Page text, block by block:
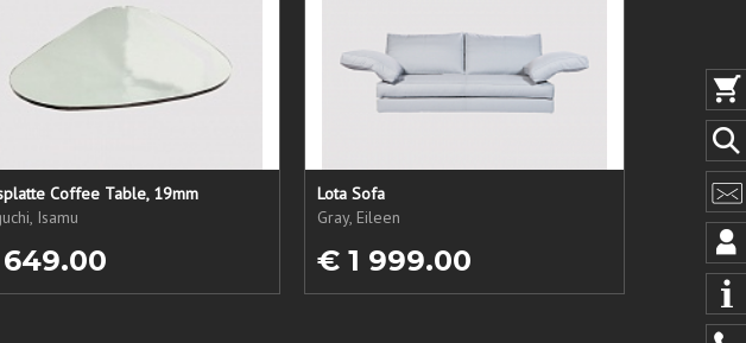
Coffee Table, 19mm
Isamu
Lota Sofa
Gray, Eileen
€ 1 999.00